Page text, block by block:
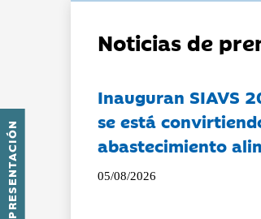
PRESENTACIÓN
Noticias de
Inauguran SIAVS
se está
abastecimiento
05/08/2026